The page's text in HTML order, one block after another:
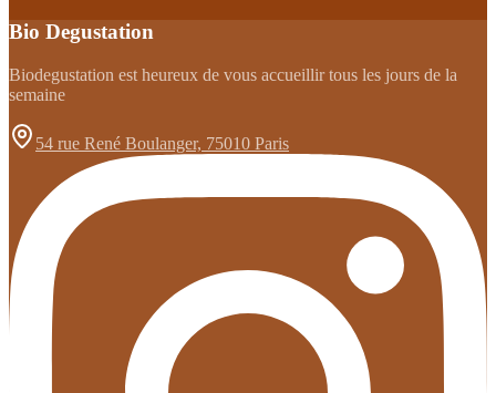
Bio Degustation
Biodegustation est heureux de vous accueillir tous les jours de la
semaine
54 rue René Boulanger, 75010 Paris